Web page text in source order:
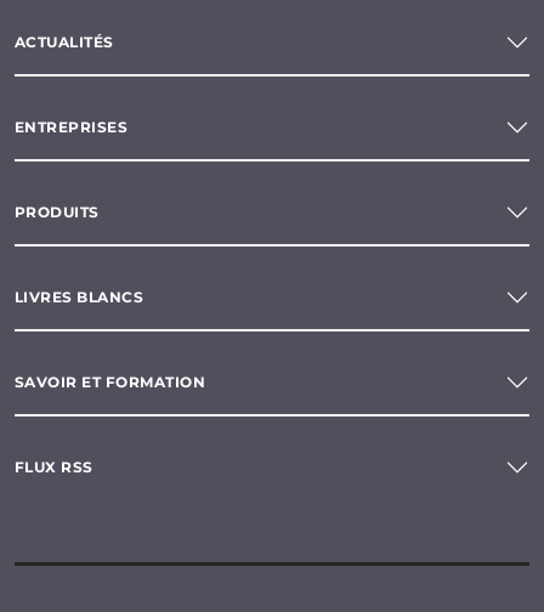
ACTUALITÉS
ENTREPRISES
PRODUITS
LIVRES BLANCS
SAVOIR ET FORMATION
FLUX RSS